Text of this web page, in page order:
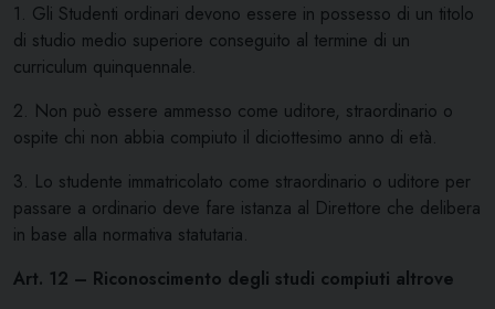
1. Gli Studenti ordinari devono essere in possesso di un titolo
di studio medio superiore conseguito al termine di un
curriculum quinquennale.
2. Non può essere ammesso come uditore, straordinario o
ospite chi non abbia compiuto il diciottesimo anno di età.
3. Lo studente immatricolato come straordinario o uditore per
passare a ordinario deve fare istanza al Direttore che delibera
in base alla normativa statutaria.
Art. 12 – Riconoscimento degli studi compiuti altrove